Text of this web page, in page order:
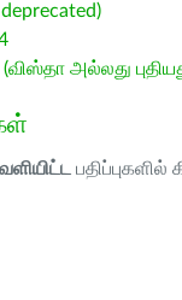
அல்லது
பதிப்புகளில்